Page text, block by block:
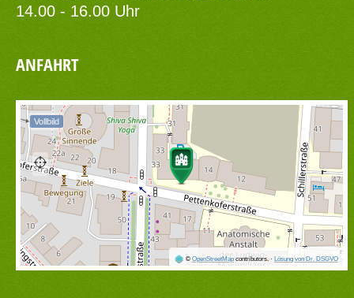
14.00 - 16.00 Uhr
ANFAHRT
© OpenStreetMapcontributors. · Lösung von Dr. DSGVO
Vollbild